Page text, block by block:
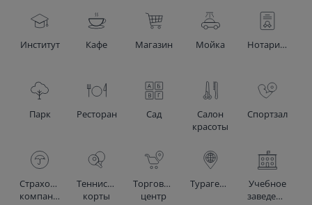
Институт Кафе Магазин Мойка Нотариус
Парк Ресторан Сад
Салон
красоты
Спортзал
Страховая
компания
Теннисные
корты
Торговый
центр
Турагентство
Учебное
заведение